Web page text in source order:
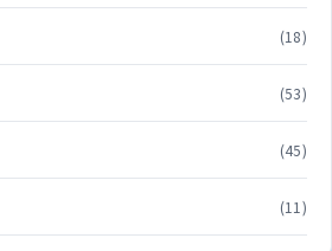
(18)
(53)
(45)
(11)